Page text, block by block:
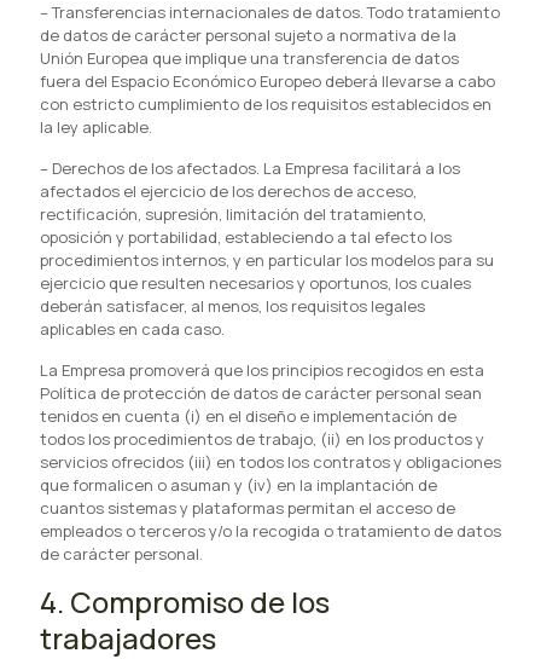
–Transferencias internacionales de datos. Todo tratamiento
de datos de carácter personal sujeto a normativa de la
Unión Europea que implique una transferencia de datos
fuera del Espacio Económico Europeo deberá llevarse a cabo
con estricto cumplimiento de los requisitos establecidos en
la ley aplicable.
– Derechos de los afectados. La Empresa facilitará a los
afectados el ejercicio de los derechos de acceso,
rectificación, supresión, limitación del tratamiento,
oposición y portabilidad, estableciendo a tal efecto los
procedimientos internos, y en particular los modelos para su
ejercicio que resulten necesarios y oportunos, los cuales
deberán satisfacer, al menos, los requisitos legales
aplicables en cada caso.
La Empresa promoverá que los principios recogidos en esta
Política de protección de datos de carácter personal sean
tenidos en cuenta (i) en el diseño e implementación de
todos los procedimientos de trabajo, (ii) en los productos y
servicios ofrecidos (iii) en todos los contratos y obligaciones
que formalicen o asuman y (iv) en la implantación de
cuantos sistemas y plataformas permitan el acceso de
empleados o terceros y/o la recogida o tratamiento de datos
de carácter personal.
4. Compromiso de los
trabajadores